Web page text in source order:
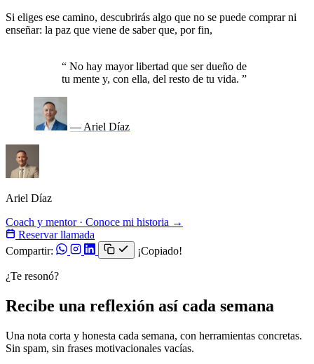
Si eliges ese camino, descubrirás algo que no se puede comprar ni
enseñar: la paz que viene de saber que, por fin,
“ No hay mayor libertad que ser dueño de
tu mente y, con ella, del resto de tu vida. ”
— Ariel Díaz
Ariel Díaz
Coach y mentor · Conoce mi historia →
Reservar llamada
Compartir:
¡Copiado!
¿Te resonó?
Recibe una reflexión así cada semana
Una nota corta y honesta cada semana, con herramientas concretas.
Sin spam, sin frases motivacionales vacías.